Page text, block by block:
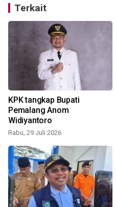
Terkait
KPK tangkap Bupati
Pemalang Anom
Widiyantoro
Rabu, 29 Juli 2026